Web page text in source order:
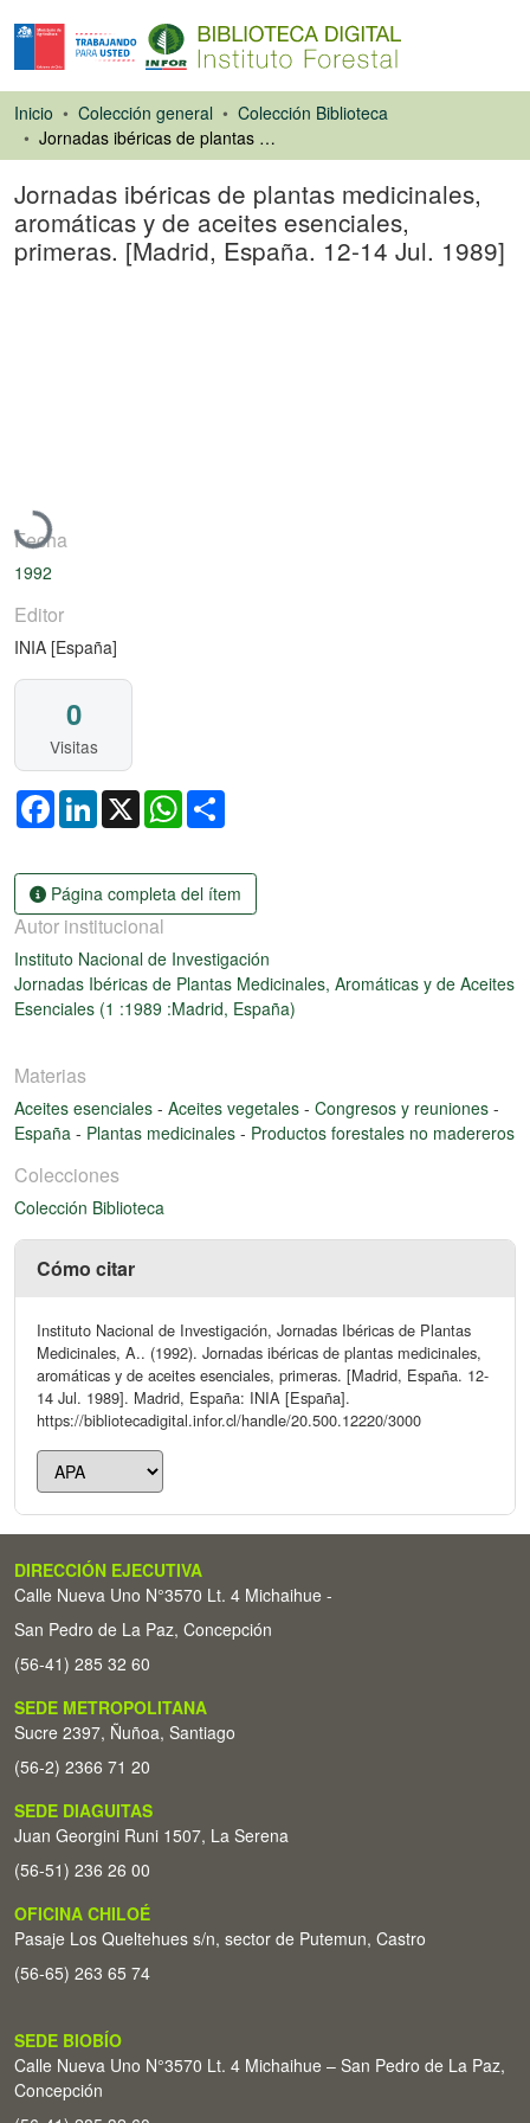
Inicio Colección general
Colección Biblioteca
Jornadas ibéricas de plantas medicinales, aromáticas y de aceites esenciales, primeras. [Madrid, España. 12-14 Jul. 1989]
Jornadas ibéricas de plantas medicinales,
aromáticas y de aceites esenciales,
primeras. [Madrid, España. 12-14 Jul. 1989]
Cargando...
Fecha
1992
Editor
INIA [España]
0
Visitas
FacebookLinkedIn
X WhatsApp
Página completa del ítem
Autor institucional
Instituto Nacional de Investigación
Jornadas Ibéricas de Plantas Medicinales, Aromáticas y de Aceites
Esenciales (1 :1989 :Madrid, España)
Materias
Aceites esenciales - Aceites vegetales - Congresos y reuniones -
España - Plantas medicinales - Productos forestales no madereros
Colecciones
Colección Biblioteca
Cómo citar
Instituto Nacional de Investigación, Jornadas Ibéricas de Plantas
Medicinales, A.. (1992). Jornadas ibéricas de plantas medicinales,
aromáticas y de aceites esenciales, primeras. [Madrid, España. 12-
14 Jul. 1989]. Madrid, España: INIA [España].
https://bibliotecadigital.infor.cl/handle/20.500.12220/3000
DIRECCIÓN EJECUTIVA
Calle Nueva Uno N°3570 Lt. 4 Michaihue -
San Pedro de La Paz, Concepción
(56-41) 285 32 60
SEDE METROPOLITANA
Sucre 2397, Ñuñoa, Santiago
(56-2) 2366 71 20
SEDE DIAGUITAS
Juan Georgini Runi 1507, La Serena
(56-51) 236 26 00
OFICINA CHILOÉ
Pasaje Los Queltehues s/n, sector de Putemun, Castro
(56-65) 263 65 74
SEDE BIOBÍO
Calle Nueva Uno N°3570 Lt. 4 Michaihue – San Pedro de La Paz,
Concepción